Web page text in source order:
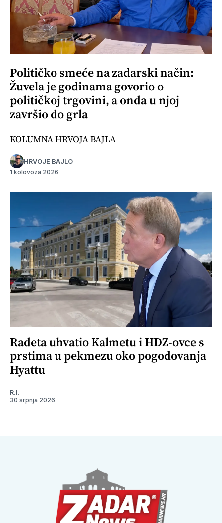
Političko smeće na zadarski način:
Žuvela je godinama govorio o
političkoj trgovini, a onda u njoj
završio do grla
KOLUMNA HRVOJA BAJLA
HRVOJE BAJLO
1 kolovoza 2026
Radeta uhvatio Kalmetu i HDZ-ovce s
prstima u pekmezu oko pogodovanja
Hyattu
R.I.
30 srpnja 2026